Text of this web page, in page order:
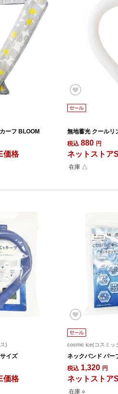
ーフ BLOOM
価格
無地蓄光 クールリ
税込 880 円
ネットストア
在庫 △
)
イズ
価格
cosmic ice(コスミッ
ネックバンド パー
税込 1,320 円
ネットストア
在庫 ○